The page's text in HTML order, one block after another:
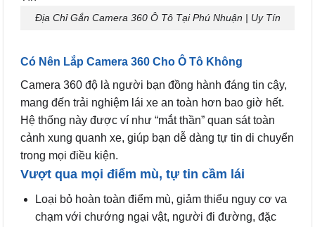
Địa Chỉ Gắn Camera 360 Ô Tô Tại Phú Nhuận | Uy Tín
Có Nên Lắp Camera 360 Cho Ô Tô Không
Camera 360 độ là người bạn đồng hành đáng tin cậy,
mang đến trải nghiệm lái xe an toàn hơn bao giờ hết.
Hệ thống này được ví như “mắt thần” quan sát toàn
cảnh xung quanh xe, giúp bạn dễ dàng tự tin di chuyển
trong mọi điều kiện.
Vượt qua mọi điểm mù, tự tin cầm lái
Loại bỏ hoàn toàn điểm mù, giảm thiểu nguy cơ va
chạm với chướng ngại vật, người đi đường, đặc